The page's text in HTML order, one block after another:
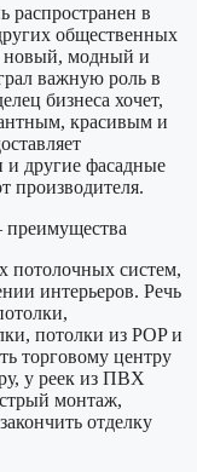
распространен в
общественных
новый, модный и
важную роль в
бизнеса хочет,
красивым и
и другие фасадные
производителя.
потолочных систем,
интерьеров. Речь
потолки из POP и
торговому центру
у реек из ПВХ
монтаж,
отделку